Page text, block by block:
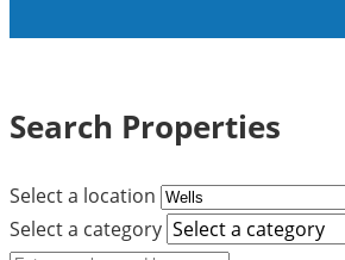
Search Properties
Select a location
Select a category